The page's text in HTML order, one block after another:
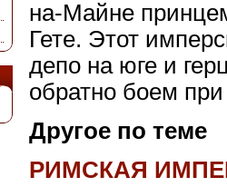
на-Майне
Гете. Этот
депо на юге и
обратно боем
Другое по теме
РИМСКАЯ